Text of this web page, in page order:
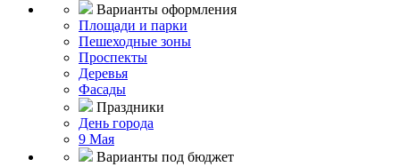
Варианты оформления
Площади и парки
Пешеходные зоны
Проспекты
Деревья
Фасады
Праздники
День города
9 Мая
Варианты под бюджет